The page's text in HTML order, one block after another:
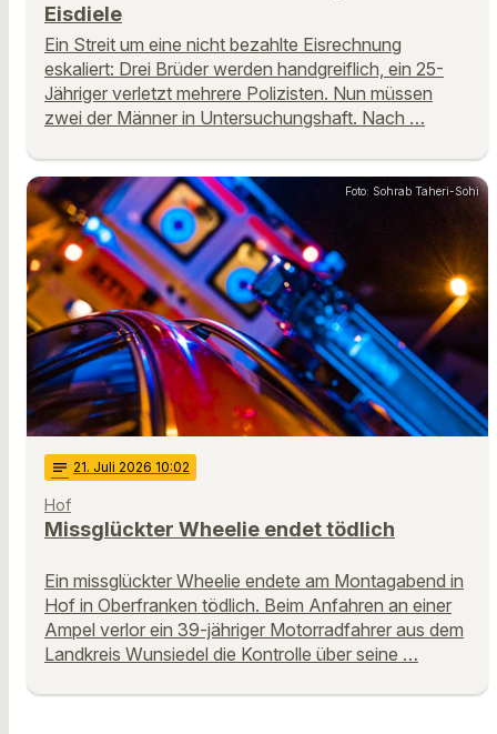
Eisdiele
Ein Streit um eine nicht bezahlte Eisrechnung
eskaliert: Drei Brüder werden handgreiflich, ein 25-
Jähriger verletzt mehrere Polizisten. Nun müssen
zwei der Männer in Untersuchungshaft. Nach …
Foto: Sohrab Taheri-Sohi
notes 21. Juli 2026 10:02
Hof
Missglückter Wheelie endet tödlich
Ein missglückter Wheelie endete am Montagabend in
Hof in Oberfranken tödlich. Beim Anfahren an einer
Ampel verlor ein 39-jähriger Motorradfahrer aus dem
Landkreis Wunsiedel die Kontrolle über seine …